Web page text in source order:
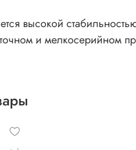
высокой
и мелкосерийном